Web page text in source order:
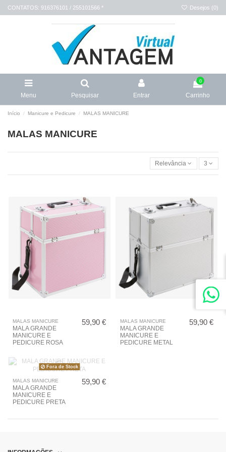
CONTATOS: 916376101 / 255101566 * Desejos (0)
Menu Pesquisar Entrar
0
Carrinho
Início Manicure e Pedicure MALAS MANICURE
MALAS MANICURE
Relevância 3
MALAS MANICURE
MALA GRANDE
MANICURE E
PEDICURE ROSA
59,90 € MALAS MANICURE
MALA GRANDE
MANICURE E
PEDICURE METAL
59,90 €
Fora de Stock
MALAS MANICURE
MALA GRANDE
MANICURE E
PEDICURE PRETA
59,90 €